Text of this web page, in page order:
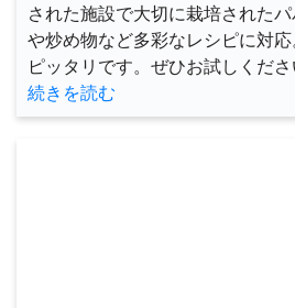
された施設で大切に栽培された
や炒め物など多彩なレシピに対
ピッタリです。ぜひお試しくださ
続きを読む